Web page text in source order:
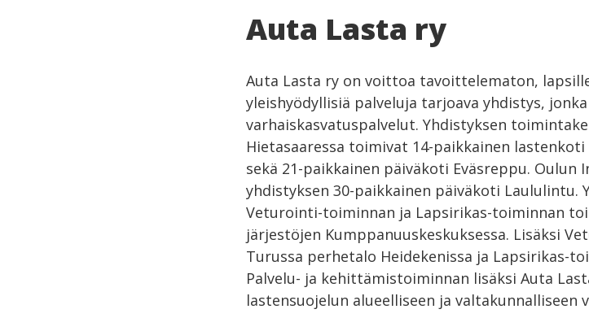
Auta Lasta ry
Auta Lasta ry on voittoa tavoittelematon,
yleishyödyllisiä palveluja tarjoava yhdistys,
varhaiskasvatuspalvelut. Yhdistyksen
Hietasaaressa toimivat 14-paikkainen
sekä 21-paikkainen päiväkoti Eväsreppu.
yhdistyksen 30-paikkainen päiväkoti Laululintu.
Veturointi-toiminnan ja Lapsirikas-toiminnan
järjestöjen Kumppanuuskeskuksessa. Lisäksi
Turussa perhetalo Heidekenissa ja Lapsirikas-
Palvelu- ja kehittämistoiminnan lisäksi Auta
lastensuojelun alueelliseen ja valtakunnalliseen